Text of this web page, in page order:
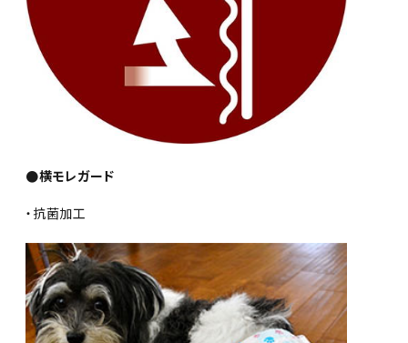
●横モレガード
・抗菌加工